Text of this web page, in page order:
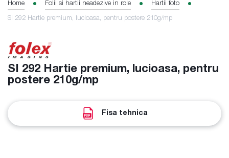
Home Folii si hartii neadezive in role Hartii foto
SI 292 Hartie premium, lucioasa, pentru postere 210g/mp
SI 292 Hartie premium, lucioasa, pentru
postere 210g/mp
Fisa tehnica